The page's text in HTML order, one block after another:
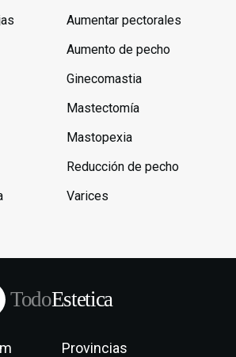
Aumentar pectorales
Aumento de pecho
Ginecomastia
Mastectomía
Mastopexia
Reducción de pecho
Varices
TodoEstetica
Provincias